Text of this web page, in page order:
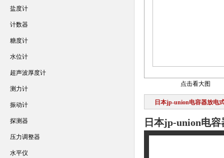
点击看大图
日本jp-union电容器放电
日本jp-union电
盐度计
计数器
糖度计
水位计
超声波厚度计
测力计
振动计
探测器
压力调整器
水平仪